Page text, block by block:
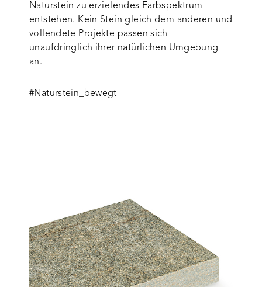
Naturstein zu erzielendes Farbspektrum
entstehen. Kein Stein gleich dem anderen und
vollendete Projekte passen sich
unaufdringlich ihrer natürlichen Umgebung
an.
#Naturstein_bewegt